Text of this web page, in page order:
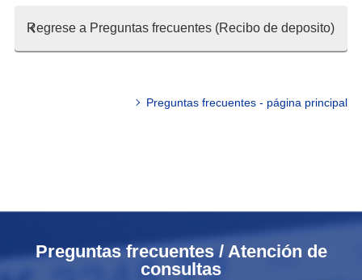
Regrese a Preguntas frecuentes (Recibo de deposito)
Preguntas frecuentes - página principal
Preguntas frecuentes / Atención de
consultas